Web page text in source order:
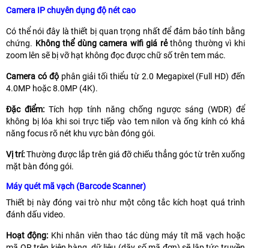
Camera IP chuyên dụng độ nét cao
Có thể nói đây là thiết bị quan trọng nhất để đảm bảo tính bằng
chứng. Không thể dùng camera wifi giá rẻthông thường vì khi
zoom lên sẽ bị vỡ hạt không đọc được chữ số trên tem mác.
Camera có độphân giải tối thiểu từ 2.0 Megapixel (Full HD) đến
4.0MP hoặc 8.0MP (4K).
Đặc điểm: Tích hợp tính năng chống ngược sáng (WDR) để
không bị lóa khi soi trực tiếp vào tem nilon và ống kính có khả
năng focus rõ nét khu vực bàn đóng gói.
Vị trí:Thường được lắp trên giá đỡ chiếu thẳng góc từ trên xuống
mặt bàn đóng gói.
Máy quét m​ã vạch (Barcode Scanner)
Thiết bị này đóng vai trò như một công tắc kích hoạt quá trình
đánh dấu video.
Hoạt động: Khi nhân viên thao tác dùng máy tít mã vạch hoặc